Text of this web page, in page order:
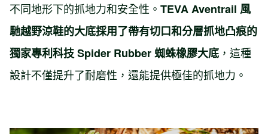
不同地形下的抓地力和安全性。 TEVA Aventrail 風
馳越野涼鞋的大底採用了帶有切口和分層抓地凸痕的
獨家專利科技 Spider Rubber 蜘蛛橡膠大底 ，這種
設計不僅提升了耐磨性，還能提供極佳的抓地力。